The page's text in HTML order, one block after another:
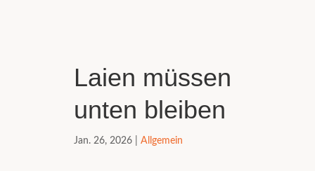
Laien müssen
unten bleiben
Jan. 26, 2026| Allgemein